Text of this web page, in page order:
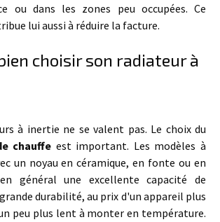
ou dans les zones peu occupées. Ce
lui aussi à réduire la facture.
choisir son radiateur à
à inertie ne se valent pas. Le choix du
chauffe est important. Les modèles à
un noyau en céramique, en fonte ou en
général une excellente capacité de
durabilité, au prix d'un appareil plus
peu plus lent à monter en température.